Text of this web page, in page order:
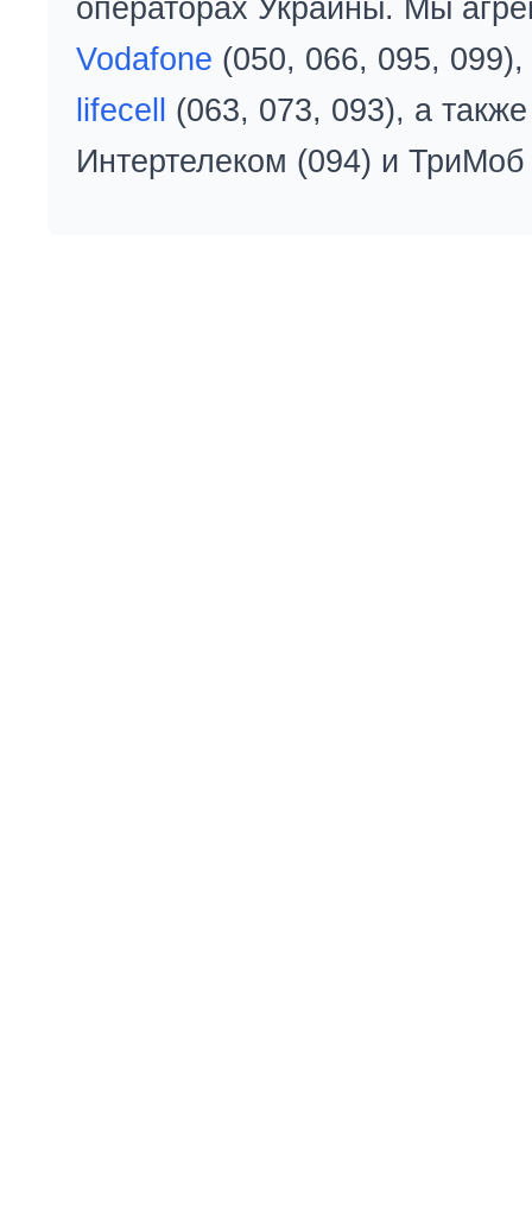
операторах Украины. Мы
Vodafone (050, 066, 095, 099),
lifecell
(063, 073, 093), а
Интертелеком (094) и ТриМоб